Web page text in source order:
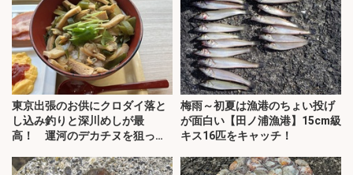
東京出張のお供にクロダイ落と
し込み釣りと深川めしが最
高！ 運河のデカチヌを狙って
梅雨～初夏は漁港のちょい投げ
が面白い【田ノ浦漁港】15cm級
キス16匹をキャッチ！